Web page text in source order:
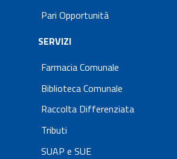
Pari Opportunità
SERVIZI
Farmacia Comunale
Biblioteca Comunale
Raccolta Differenziata
Tributi
SUAP e SUE